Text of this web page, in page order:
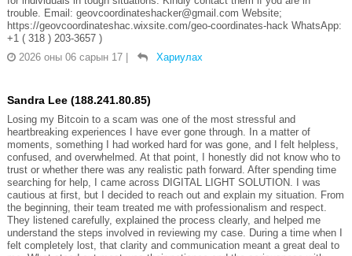
trouble. Email: geovcoordinateshacker@gmail.com Website;
https://geovcoordinateshac.wixsite.com/geo-coordinates-hack WhatsApp:
+1 ( 318 ) 203-3657 )
2026 оны 06 сарын 17
Хариулах
Sandra Lee (188.241.80.85)
Losing my Bitcoin to a scam was one of the most stressful and
heartbreaking experiences I have ever gone through. In a matter of
moments, something I had worked hard for was gone, and I felt helpless,
confused, and overwhelmed. At that point, I honestly did not know who to
trust or whether there was any realistic path forward. After spending time
searching for help, I came across DIGITAL LIGHT SOLUTION. I was
cautious at first, but I decided to reach out and explain my situation. From
the beginning, their team treated me with professionalism and respect.
They listened carefully, explained the process clearly, and helped me
understand the steps involved in reviewing my case. During a time when I
felt completely lost, that clarity and communication meant a great deal to